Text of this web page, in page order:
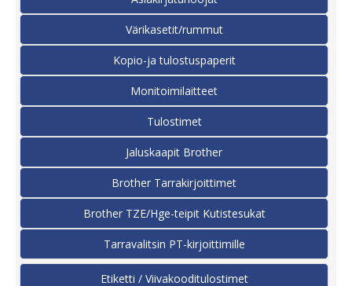
Värikasetit/rummut
Kopio-ja tulostuspaperit
Monitoimilaitteet
Tulostimet
Jaluskaapit Brother
Brother Tarrakirjoittimet
Brother TZE/Hge-teipit Kutistesukat
Tarravalitsin PT-kirjoittimille
Etiketti / Viivakooditulostimet